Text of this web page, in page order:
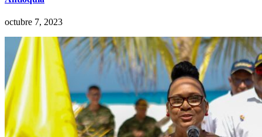
octubre 7, 2023